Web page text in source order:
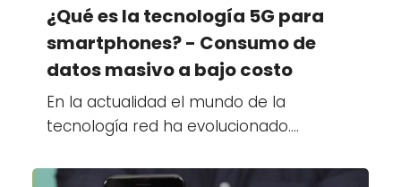
¿Qué es la tecnología 5G para
smartphones? - Consumo de
datos masivo a bajo costo
En la actualidad el mundo de la
tecnología red ha evolucionado.…